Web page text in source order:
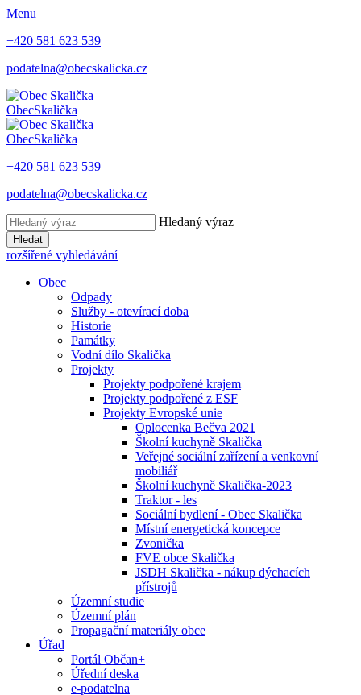
Menu
+420 581 623 539
podatelna@obecskalicka.cz
ObecSkalička
ObecSkalička
+420 581 623 539
podatelna@obecskalicka.cz
Hledaný výraz
Hledat
rozšířené vyhledávání
Obec
Odpady
Služby - otevírací doba
Historie
Památky
Vodní dílo Skalička
Projekty
Projekty podpořené krajem
Projekty podpořené z ESF
Projekty Evropské unie
Oplocenka Bečva 2021
Školní kuchyně Skalička
Veřejné sociální zařízení a venkovní
mobiliář
Školní kuchyně Skalička-2023
Traktor - les
Sociální bydlení - Obec Skalička
Místní energetická koncepce
Zvonička
FVE obce Skalička
JSDH Skalička - nákup dýchacích
přístrojů
Územní studie
Územní plán
Propagační materiály obce
Úřad
Portál Občan+
Úřední deska
e-podatelna